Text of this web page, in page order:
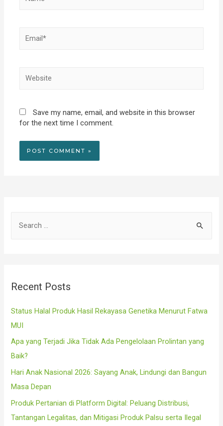
Save my name, email, and website in this browser
for the next time I comment.
h
Recent Posts
Status Halal Produk Hasil Rekayasa Genetika Menurut Fatwa
MUI
Apa yang Terjadi Jika Tidak Ada Pengelolaan Prolintan yang
Baik?
Hari Anak Nasional 2026: Sayang Anak, Lindungi dan Bangun
Masa Depan
Produk Pertanian di Platform Digital: Peluang Distribusi,
Tantangan Legalitas, dan Mitigasi Produk Palsu serta Ilegal